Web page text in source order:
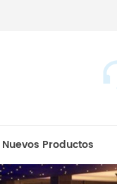
Nuevos Productos